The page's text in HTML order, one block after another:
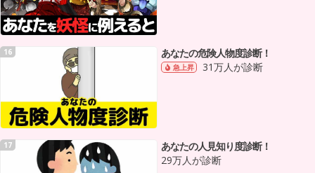
16 あなたの危険人物度診断！
急上昇 31万人が診断
17
あなたの人見知り度診断！
29万人が診断